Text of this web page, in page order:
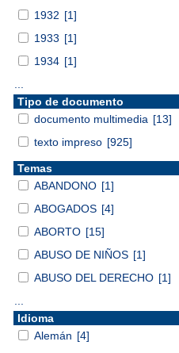
1932 [1]
1933 [1]
1934 [1]
Tipo de documento
documento multimedia [13]
texto impreso [925]
Temas
ABANDONO [1]
ABOGADOS [4]
ABORTO [15]
ABUSO DE NIÑOS [1]
ABUSO DEL DERECHO [1]
Idioma
Alemán [4]